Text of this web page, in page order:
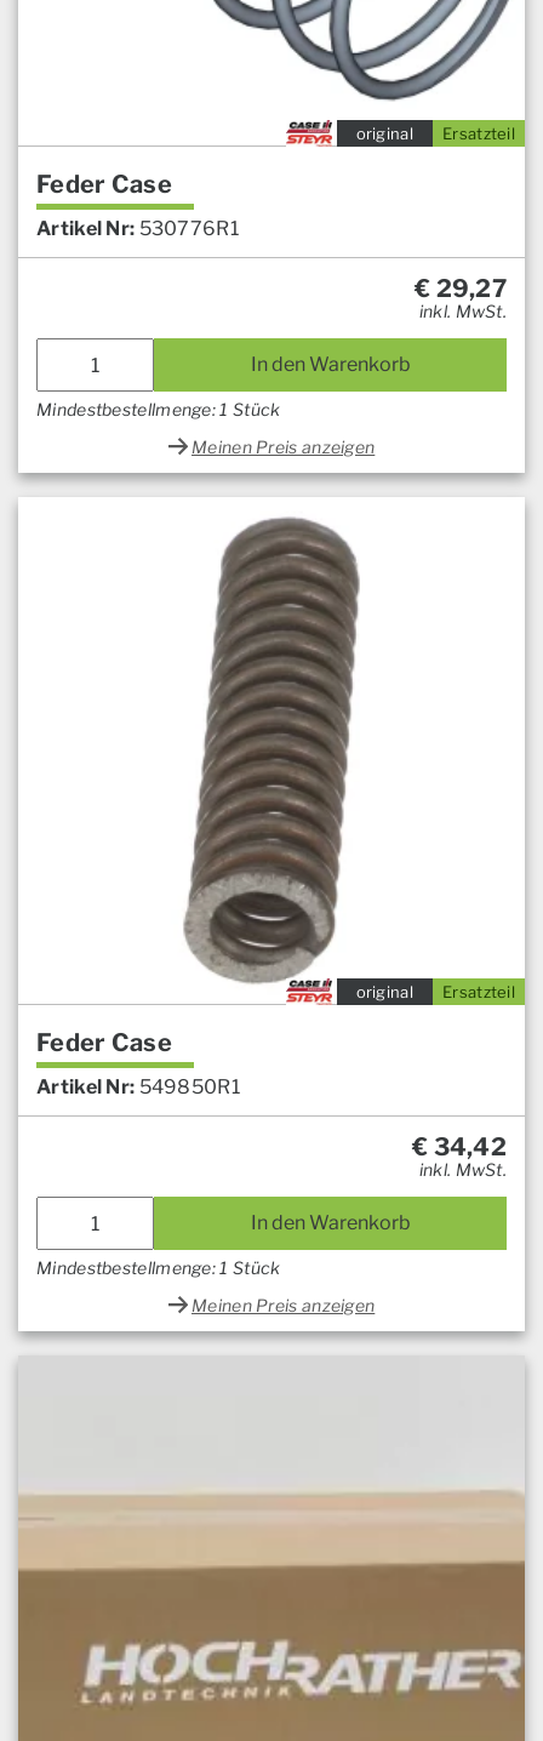
Ersatzteil
original
Feder Case
Artikel Nr: 530776R1
€ 29,27
inkl. MwSt.
In den Warenkorb
Mindestbestellmenge: 1 Stück
Meinen Preis anzeigen
Ersatzteil
original
Feder Case
Artikel Nr: 549850R1
€ 34,42
inkl. MwSt.
In den Warenkorb
Mindestbestellmenge: 1 Stück
Meinen Preis anzeigen